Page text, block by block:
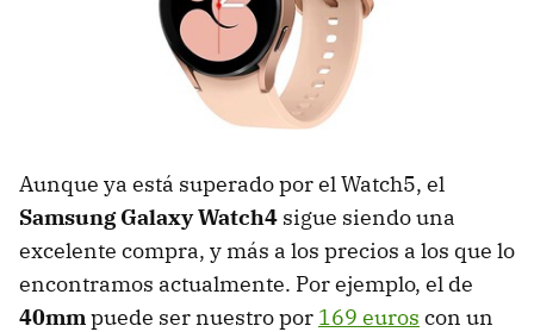
Aunque ya está superado por el Watch5, el
Samsung Galaxy Watch4 sigue siendo una
excelente compra, y más a los precios a los que lo
encontramos actualmente. Por ejemplo, el de
40mmpuede ser nuestro por 169 euros con un